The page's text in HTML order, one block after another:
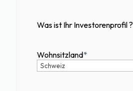
Was ist Ihr Investorenprofil ?
Wohnsitzland*